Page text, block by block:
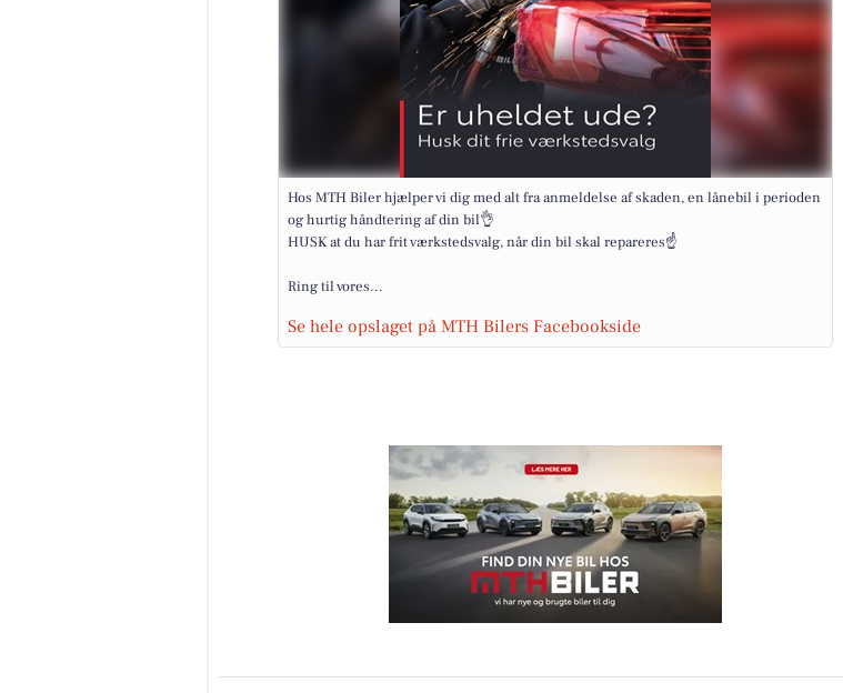
Hos MTH Biler hjælper vi dig med alt fra anmeldelse af skaden, en lånebil i perioden
og hurtig håndtering af din bil👌
HUSK at du har frit værkstedsvalg, når din bil skal repareres☝️
Ring til vores...
Se hele opslaget på MTH Bilers Facebookside
FJORDUDSIGT I LENDRUP 😍 📍
Tuborgvej 26, Lendrup, 9670
Løgstør Glæd dig til en moderne
hvilke, på vores hjemmeside og
Åbn opslaget